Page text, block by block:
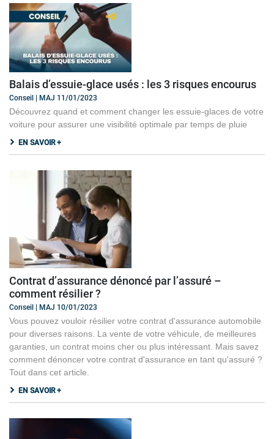
Balais d’essuie-glace usés : les 3 risques encourus
Conseil | MAJ 11/01/2023
Découvrez quand et comment changer les essuie-glaces de votre
voiture pour assurer une visibilité optimale par temps de pluie
EN SAVOIR +
Contrat d’assurance dénoncé par l’assuré –
comment résilier ?
Conseil | MAJ 10/01/2023
Vous pouvez vouloir résilier votre contrat d'assurance automobile
pour diverses raisons. La vente de votre véhicule, de meilleures
garanties, un contrat moins cher ou plus intéressant. Mais savez
comment dénoncer votre contrat d'assurance en tant qu'assuré ?
Tout dans cet article.
EN SAVOIR +